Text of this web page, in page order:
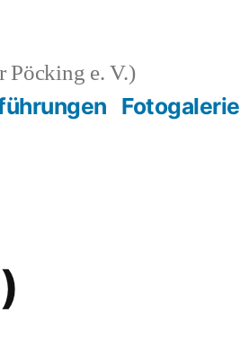
Pöcking e. V.)
Fotogalerie